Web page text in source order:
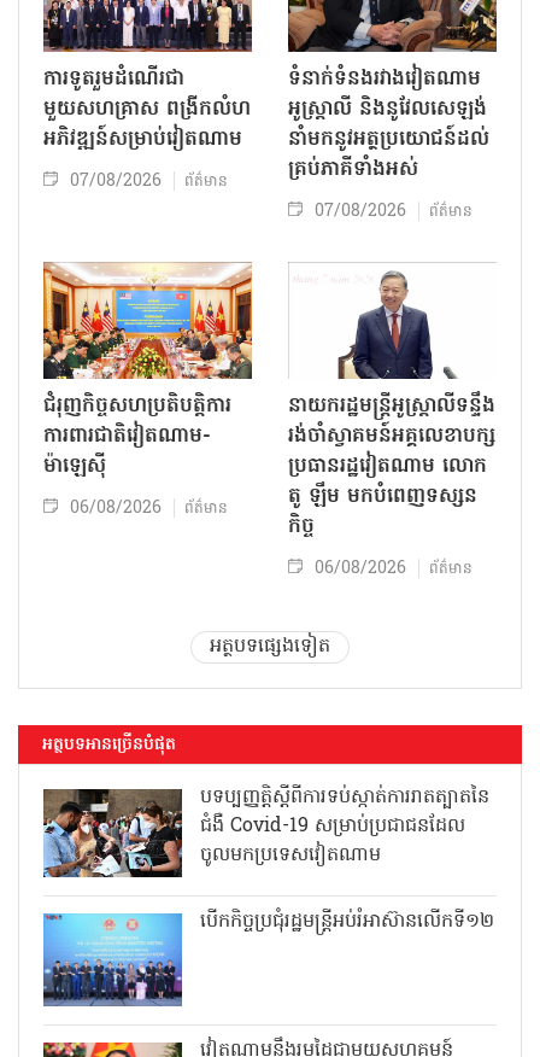
ការទូតរួមដំណើរជា
មួយសហគ្រាស ពង្រីកលំហ
អភិវឌ្ឍន៍សម្រាប់វៀតណាម
07/08/2026 ព័ត៌មាន
ទំនាក់ទំនងរវាងវៀតណាម
អូស្ត្រាលី និងនូវែលសេឡង់
នាំមកនូវអត្ថប្រយោជន៍ដល់
គ្រប់ភាគីទាំងអស់
07/08/2026 ព័ត៌មាន
ជំរុញកិច្ចសហប្រតិបត្តិការ
ការពារជាតិវៀតណាម-
ម៉ាឡេស៊ី
06/08/2026 ព័ត៌មាន
នាយករដ្ឋមន្ត្រីអូស្ត្រាលីទន្ទឹង
រង់ចាំស្វាគមន៍អគ្គលេខាបក្ស
ប្រធានរដ្ឋវៀតណាម លោក
តូ ឡឹម មកបំពេញទស្សន
កិច្ច
06/08/2026 ព័ត៌មាន
អត្ថបទផ្សេងទៀត
អត្ថបទអានច្រើនបំផុត
បទប្បញ្ញត្តិស្តីពីការទប់ស្កាត់ការរាតត្បាតនៃ
ជំងឺ Covid-19 សម្រាប់ប្រជាជនដែល
ចូលមកប្រទេសវៀតណាម
បើកកិច្ចប្រជុំរដ្ឋមន្ត្រីអប់រំអាស៊ានលើកទី១២
វៀតណាមនឹងរួមដៃជាមួយសហគមន៍